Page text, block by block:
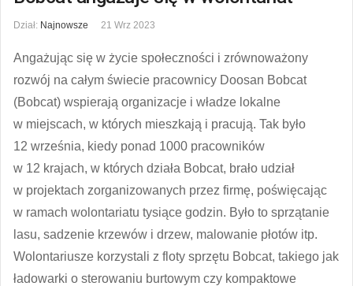
Dział: Najnowsze 21 Wrz 2023
Angażując się w życie społeczności i zrównoważony
rozwój na całym świecie pracownicy Doosan Bobcat
(Bobcat) wspierają organizacje i władze lokalne
w miejscach, w których mieszkają i pracują. Tak było
12 września, kiedy ponad 1000 pracowników
w 12 krajach, w których działa Bobcat, brało udział
w projektach zorganizowanych przez firmę, poświęcając
w ramach wolontariatu tysiące godzin. Było to sprzątanie
lasu, sadzenie krzewów i drzew, malowanie płotów itp.
Wolontariusze korzystali z floty sprzętu Bobcat, takiego jak
ładowarki o sterowaniu burtowym czy kompaktowe